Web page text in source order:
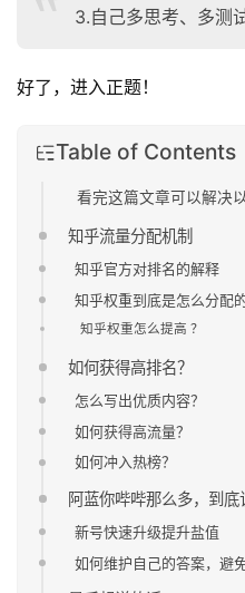
3.自己多思考、多测
好了，进入正题！
Table of Contents
看完这篇文章可以解决
知乎流量分配机制
知乎官方对排名的解释
知乎权重到底是怎么分配的
知乎权重怎么提高 ？
如何获得高排名？
怎么写出优质内容？
如何获得高流量？
如何冲入热榜？
阿蓝你哔哔那么多，到底
新号快速升级提升盐值
如何维护自己的答案，避